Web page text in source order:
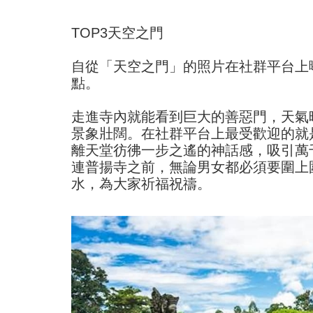
TOP3天空之門
自從「天空之門」的照片在社群平台
點。
走進寺內就能看到巨大的善惡門，天
景象壯闊。在社群平台上最受歡迎的
離天堂彷彿一步之遙的神話感，吸引
連普揚寺之前，無論男女都必須要圍
水，為大家祈福祝禱。